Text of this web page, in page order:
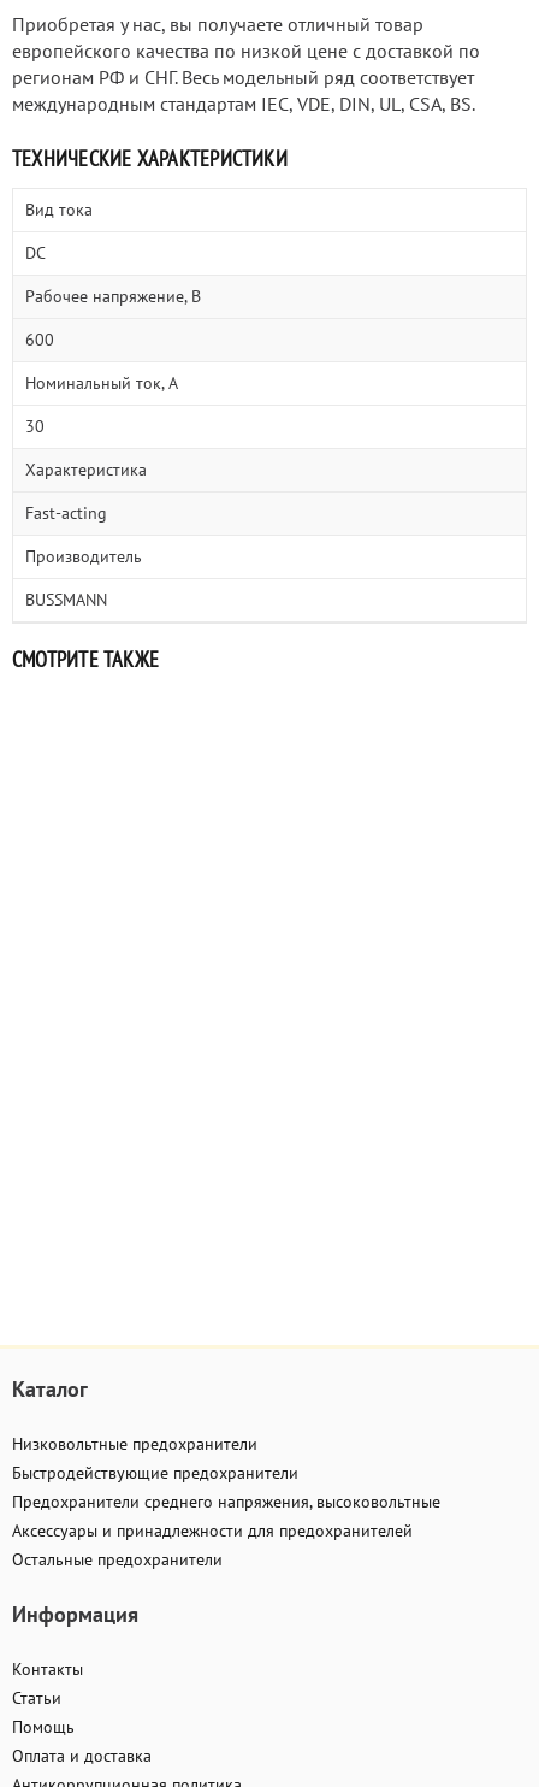
Приобретая у нас, вы получаете отличный товар
европейского качества по низкой цене с доставкой по
регионам РФ и СНГ. Весь модельный ряд соответствует
международным стандартам IEC, VDE, DIN, UL, CSA, BS.
ТЕХНИЧЕСКИЕ ХАРАКТЕРИСТИКИ
Вид тока
DC
Рабочее напряжение, В
600
Номинальный ток, А
30
Характеристика
Fast-acting
Производитель
BUSSMANN
СМОТРИТЕ ТАКЖЕ
Каталог
Низковольтные предохранители
Быстродействующие предохранители
Предохранители среднего напряжения, высоковольтные
Аксессуары и принадлежности для предохранителей
Остальные предохранители
Информация
Контакты
Статьи
Помощь
Оплата и доставка